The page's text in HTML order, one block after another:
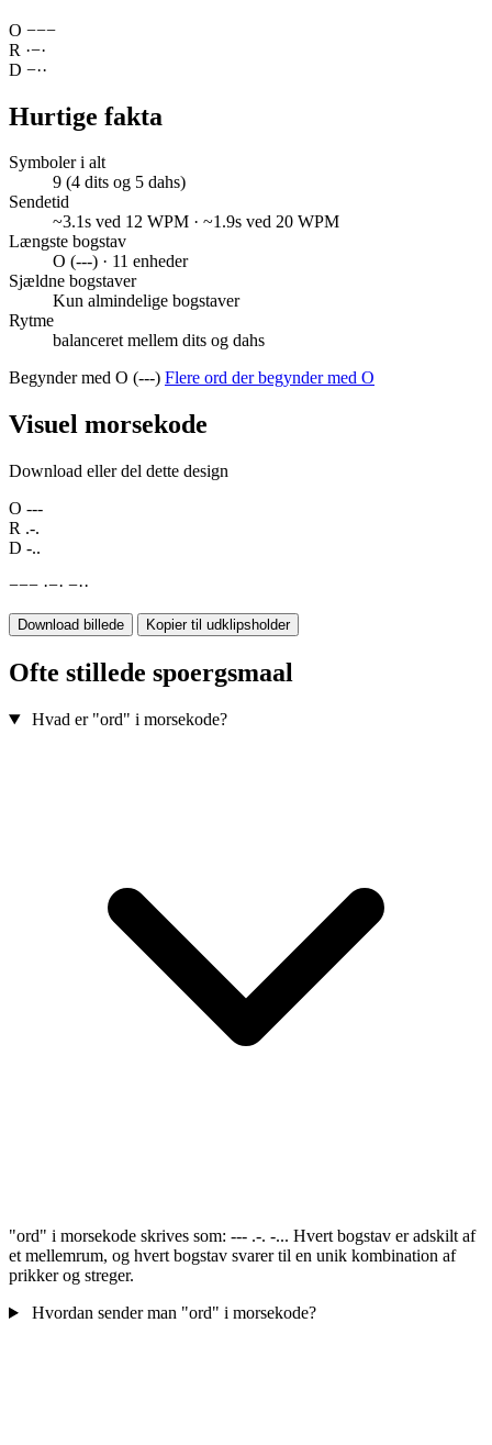
O −−−
R ·−·
D −··
Hurtige fakta
Symboler i alt
9 (4 dits og 5 dahs)
Sendetid
~3.1s ved 12 WPM · ~1.9s ved 20 WPM
Længste bogstav
O (---) · 11 enheder
Sjældne bogstaver
Kun almindelige bogstaver
Rytme
balanceret mellem dits og dahs
Begynder med O (---) Flere ord der begynder med O
Visuel morsekode
Download eller del dette design
O ---
R .-.
D -..
−−− ·−· −··
Download billede Kopier til udklipsholder
Ofte stillede spoergsmaal
Hvad er "ord" i morsekode?
"ord" i morsekode skrives som: --- .-. -... Hvert bogstav er adskilt af
et mellemrum, og hvert bogstav svarer til en unik kombination af
prikker og streger.
Hvordan sender man "ord" i morsekode?